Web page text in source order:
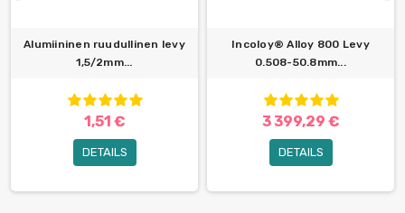
Alumiininen ruudullinen levy
1,5/2mm...
1,51 €
DETAILS
Incoloy® Alloy 800 Levy
0.508-50.8mm...
3 399,29 €
DETAILS